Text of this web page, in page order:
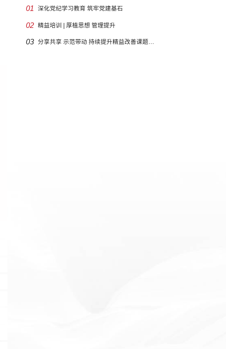
01 深化党纪学习教育 筑牢党建基石
02 精益培训 | 厚植思想 管理提升
03 分享共享 示范带动 持续提升精益改善课题…